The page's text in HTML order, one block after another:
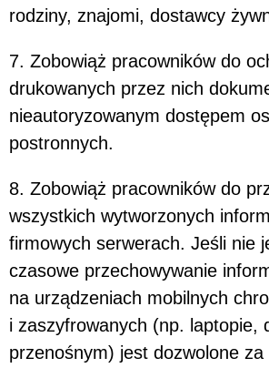
rodziny, znajomi, dostawcy
7. Zobowiąż pracowników do
drukowanych przez nich
nieautoryzowanym dostępem
postronnych.
8. Zobowiąż pracowników do
wszystkich wytworzonych
firmowych serwerach. Jeśli nie
czasowe przechowywanie
na urządzeniach mobilnych
i zaszyfrowanych (np. laptopie,
przenośnym) jest dozwolone za